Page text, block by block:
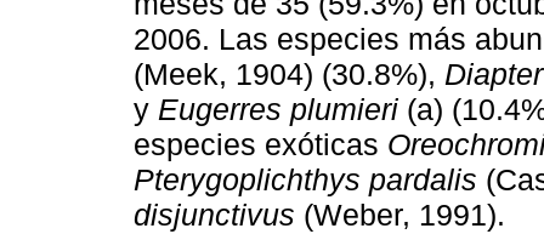
2006. Las especies más
(Meek, 1904) (30.8%),
y Eugerres plumieri (a)
especies exóticas
Pterygoplichthys pardalis
disjunctivus (Weber, 1991).